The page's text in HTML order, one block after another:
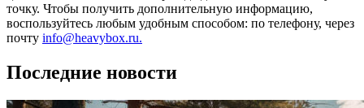
точку. Чтобы получить дополнительную информацию,
воспользуйтесь любым удобным способом: по телефону, через
почту info@heavybox.ru.
Последние новости